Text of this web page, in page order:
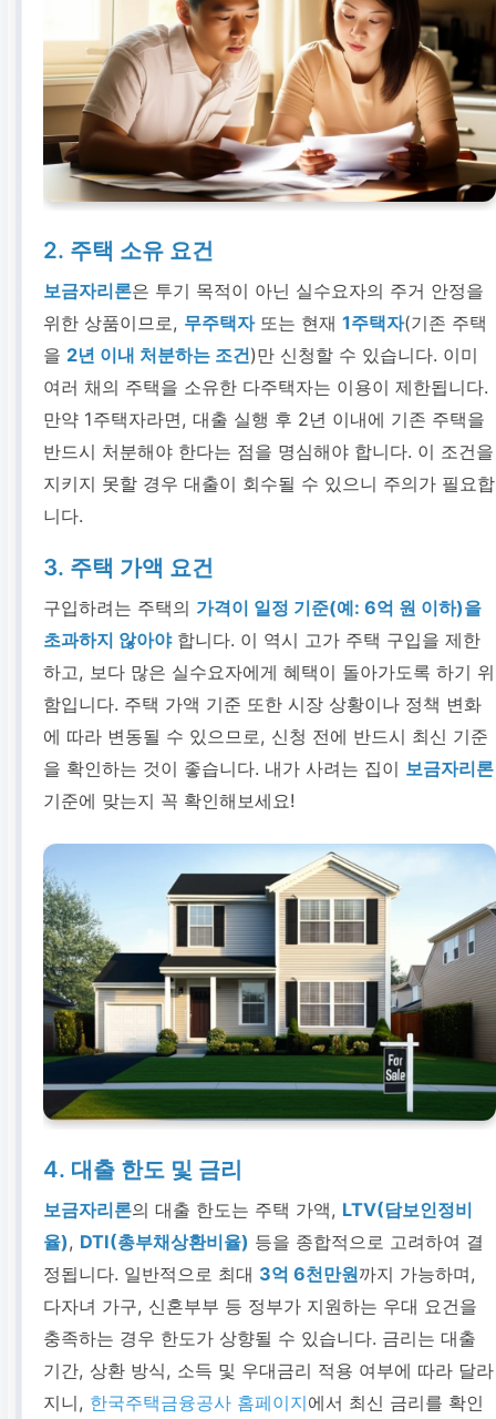
2. 주택 소유 요건
보금자리론은 투기 목적이 아닌 실수요자의 주거 안정을
위한 상품이므로, 무주택자또는 현재1주택자(기존 주택
을 2년 이내 처분하는 조건)만 신청할 수 있습니다. 이미
여러 채의 주택을 소유한 다주택자는 이용이 제한됩니다.
만약 1주택자라면, 대출 실행 후 2년 이내에 기존 주택을
반드시 처분해야 한다는 점을 명심해야 합니다. 이 조건을
지키지 못할 경우 대출이 회수될 수 있으니 주의가 필요합
니다.
3. 주택 가액 요건
구입하려는 주택의 가격이 일정 기준(예: 6억 원 이하)을
초과하지 않아야합니다. 이 역시 고가 주택 구입을 제한
하고, 보다 많은 실수요자에게 혜택이 돌아가도록 하기 위
함입니다. 주택 가액 기준 또한 시장 상황이나 정책 변화
에 따라 변동될 수 있으므로, 신청 전에 반드시 최신 기준
을 확인하는 것이 좋습니다. 내가 사려는 집이 보금자리론
기준에 맞는지 꼭 확인해보세요!
4. 대출 한도 및 금리
보금자리론의 대출 한도는 주택 가액, LTV(담보인정비
율), DTI(총부채상환비율) 등을 종합적으로 고려하여 결
정됩니다. 일반적으로 최대 3억 6천만원까지 가능하며,
다자녀 가구, 신혼부부 등 정부가 지원하는 우대 요건을
충족하는 경우 한도가 상향될 수 있습니다. 금리는 대출
기간, 상환 방식, 소득 및 우대금리 적용 여부에 따라 달라
지니, 한국주택금융공사 홈페이지에서 최신 금리를 확인